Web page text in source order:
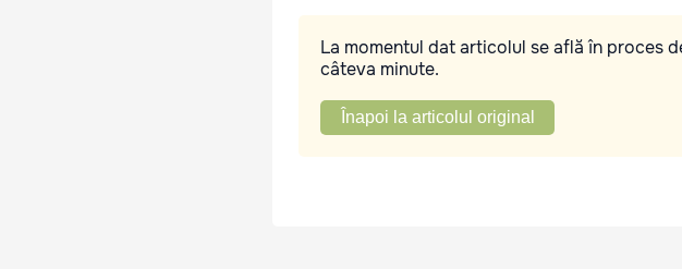
La momentul dat articolul se află în proces
câteva minute.
Înapoi la articolul original